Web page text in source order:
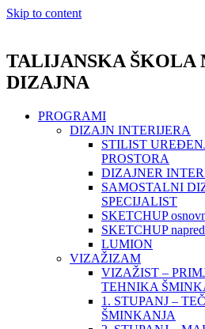
Skip to content
TALIJANSKA ŠKOLA
DIZAJNA
PROGRAMI
DIZAJN INTERIJERA
STILIST
PROSTORA
DIZAJNER
SAMOSTALNI
SPECIJALIST
SKETCHUP
SKETCHUP
LUMION
VIZAŽIZAM
VIZAŽIST –
TEHNIKA
1. STUPANJ –
ŠMINKANJA